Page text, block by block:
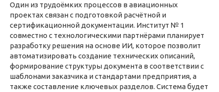
Один из трудоёмких процессов в авиационных
проектах связан с подготовкой расчётной и
сертификационной документации. Институт № 1
совместно с технологическими партнёрами планирует
разработку решения на основе ИИ, которое позволит
автоматизировать создание технических описаний,
формирование структуры документа в соответствии с
шаблонами заказчика и стандартами предприятия, а
также составление ключевых разделов. Система будет